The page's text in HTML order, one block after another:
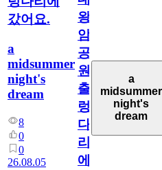
갔어요.
a
midsummer
night's
dream
8
0
0
26.08.05
왕
암
공
원
출
렁
다
리
에
a
midsummer
night's
dream